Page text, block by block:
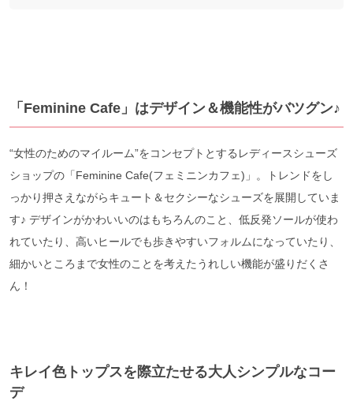
「Feminine Cafe」はデザイン＆機能性がバツグン♪
“女性のためのマイルーム”をコンセプトとするレディースシューズ
ショップの「Feminine Cafe(フェミニンカフェ)」。トレンドをし
っかり押さえながらキュート＆セクシーなシューズを展開していま
す♪ デザインがかわいいのはもちろんのこと、低反発ソールが使わ
れていたり、高いヒールでも歩きやすいフォルムになっていたり、
細かいところまで女性のことを考えたうれしい機能が盛りだくさ
ん！
キレイ色トップスを際立たせる大人シンプルなコー
デ